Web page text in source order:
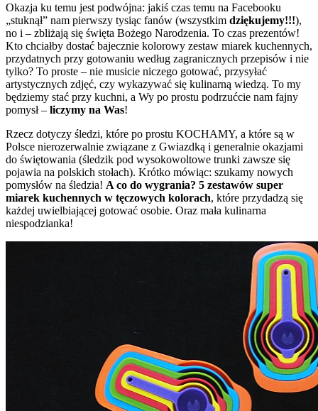
Okazja ku temu jest podwójna: jakiś czas temu na Facebooku
„stuknął” nam pierwszy tysiąc fanów (wszystkim dziękujemy!!!),
no i – zbliżają się święta Bożego Narodzenia. To czas prezentów!
Kto chciałby dostać bajecznie kolorowy zestaw miarek kuchennych,
przydatnych przy gotowaniu według zagranicznych przepisów i nie
tylko? To proste – nie musicie niczego gotować, przysyłać
artystycznych zdjęć, czy wykazywać się kulinarną wiedzą. To my
będziemy stać przy kuchni, a Wy po prostu podrzućcie nam fajny
pomysł – liczymy na Was!
Rzecz dotyczy śledzi, które po prostu KOCHAMY, a które są w
Polsce nierozerwalnie związane z Gwiazdką i generalnie okazjami
do świętowania (śledzik pod wysokowoltowe trunki zawsze się
pojawia na polskich stołach). Krótko mówiąc: szukamy nowych
pomysłów na śledzia! A co do wygrania? 5 zestawów super
miarek kuchennych w tęczowych kolorach, które przydadzą się
każdej uwielbiającej gotować osobie. Oraz mała kulinarna
niespodzianka!